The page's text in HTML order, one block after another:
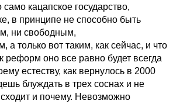
кацапское государство,
в принципе не способно быть
ни свободным,
а только вот таким, как сейчас, и что
реформ оно все равно будет всегда
естеству, как вернулось в 2000
блуждать в трех соснах и не
и почему. Невозможно